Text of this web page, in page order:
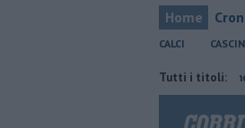
Home
CALCI
Tutti i titoli:
Takeda, Pasqualino, "Il